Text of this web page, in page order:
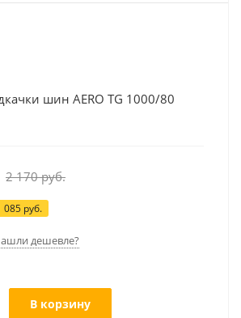
шин AERO TG 1000/80
2 170руб.
085 руб.
дешевле?
В корзину